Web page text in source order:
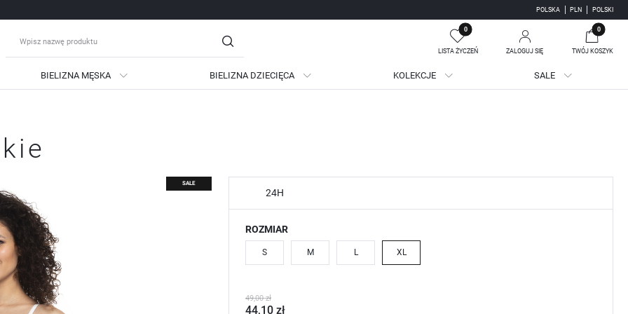
POLSKA PLN POLSKI
0
LISTA ŻYCZEŃ ZALOGUJ SIĘ
się
Zapomniałem hasła
SIĘ
podgląd historii zakupów
brak konieczności wprowadzania swoich danych przy kolejnych zakupach
możliwość otrzymania rabatów i kuponów promocyjnych
0
TWÓJ KOSZYK
Twój koszyk jest pusty
BIELIZNA MĘSKA BIELIZNA DZIECIĘCA KOLEKCJE SALE
SALE
24H
ROZMIAR
S M L XL
49,00 zł
44,10 zł